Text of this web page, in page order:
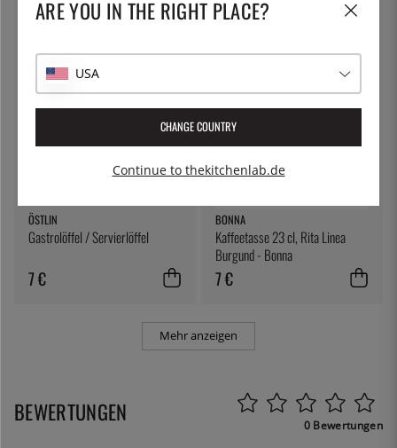
10 € 5 €
ÖSTLIN
Gastrolöffel / Servierlöffel
7 €
BONNA
Kaffeetasse 23 cl, Rita Linea
Burgund - Bonna
7 €
Mehr anzeigen
BEWERTUNGEN 0 Bewertungen
ARE YOU IN THE RIGHT PLACE?
USA
CHANGE COUNTRY
Continue to thekitchenlab.de